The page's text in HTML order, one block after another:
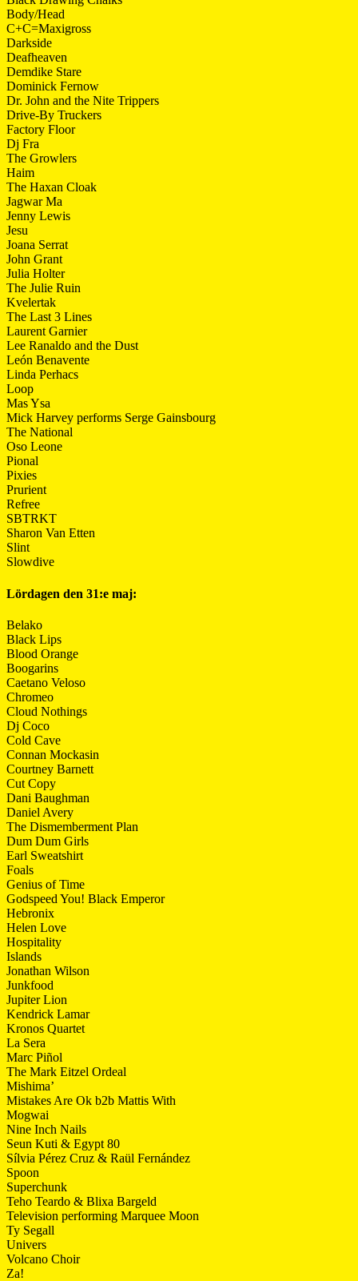
Body/Head
C+C=Maxigross
Darkside
Deafheaven
Demdike Stare
Dominick Fernow
Dr. John and the Nite Trippers
Drive-By Truckers
Factory Floor
Dj Fra
The Growlers
Haim
The Haxan Cloak
Jagwar Ma
Jenny Lewis
Jesu
Joana Serrat
John Grant
Julia Holter
The Julie Ruin
Kvelertak
The Last 3 Lines
Laurent Garnier
Lee Ranaldo and the Dust
León Benavente
Linda Perhacs
Loop
Mas Ysa
Mick Harvey performs Serge Gainsbourg
The National
Oso Leone
Pional
Pixies
Prurient
Refree
SBTRKT
Sharon Van Etten
Slint
Slowdive
Lördagen den 31:e maj:
Belako
Black Lips
Blood Orange
Boogarins
Caetano Veloso
Chromeo
Cloud Nothings
Dj Coco
Cold Cave
Connan Mockasin
Courtney Barnett
Cut Copy
Dani Baughman
Daniel Avery
The Dismemberment Plan
Dum Dum Girls
Earl Sweatshirt
Foals
Genius of Time
Godspeed You! Black Emperor
Hebronix
Helen Love
Hospitality
Islands
Jonathan Wilson
Junkfood
Jupiter Lion
Kendrick Lamar
Kronos Quartet
La Sera
Marc Piñol
The Mark Eitzel Ordeal
Mishima’
Mistakes Are Ok b2b Mattis With
Mogwai
Nine Inch Nails
Seun Kuti & Egypt 80
Sílvia Pérez Cruz & Raül Fernández
Spoon
Superchunk
Teho Teardo & Blixa Bargeld
Television performing Marquee Moon
Ty Segall
Univers
Volcano Choir
Za!